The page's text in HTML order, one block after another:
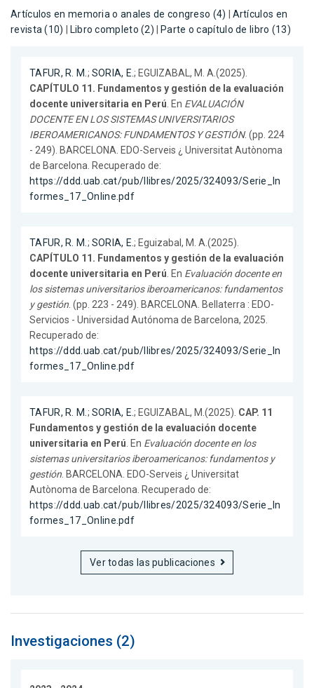
Artículos en memoria o anales de congreso (4)
Artículos en
revista (10)
Libro completo (2) Parte o capítulo de libro (13)
TAFUR, R. M. ; SORIA, E.; EGUIZABAL, M. A.(2025).
CAPÍTULO 11. Fundamentos y gestión de la evaluación
docente universitaria en Perú . En EVALUACIÓN
DOCENTE EN LOS SISTEMAS UNIVERSITARIOS
IBEROAMERICANOS: FUNDAMENTOS Y GESTIÓN. (pp. 224
- 249). BARCELONA. EDO-Serveis ¿ Universitat Autònoma
de Barcelona. Recuperado de:
https://ddd.uab.cat/pub/llibres/2025/324093/Serie_In
formes_17_Online.pdf
TAFUR, R. M. ; SORIA, E.; Eguizabal, M. A.(2025).
CAPÍTULO 11. Fundamentos y gestión de la evaluación
docente universitaria en Perú . En Evaluación docente en
los sistemas universitarios iberoamericanos: fundamentos
y gestión . (pp. 223 - 249). BARCELONA. Bellaterra : EDO-
Servicios - Universidad Autónoma de Barcelona, ​​2025.
Recuperado de:
https://ddd.uab.cat/pub/llibres/2025/324093/Serie_In
formes_17_Online.pdf
TAFUR, R. M. ; SORIA, E.; EGUIZABAL, M.(2025). CAP. 11
Fundamentos y gestión de la evaluación docente
universitaria en Perú . En Evaluación docente en los
sistemas universitarios iberoamericanos: fundamentos y
gestión . BARCELONA. EDO-Serveis ¿ Universitat
Autònoma de Barcelona. Recuperado de:
https://ddd.uab.cat/pub/llibres/2025/324093/Serie_In
formes_17_Online.pdf
Ver todas las publicaciones
Investigaciones (2)